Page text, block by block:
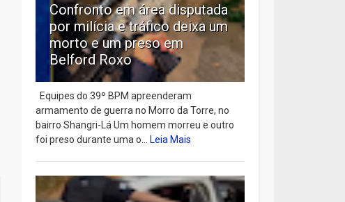
Confronto em área disputada
por milícia e tráfico deixa um
morto e um preso em
Belford Roxo
Equipes do 39º BPM apreenderam
armamento de guerra no Morro da Torre, no
bairro Shangri-Lá Um homem morreu e outro
foi preso durante uma o...Leia Mais